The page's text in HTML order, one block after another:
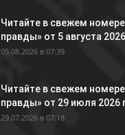
Читайте в свежем
правды» от 5 августа
05.08.2026 в 07:39
Читайте в свежем
правды» от 29 июля 2026
29.07.2026 в 07:18